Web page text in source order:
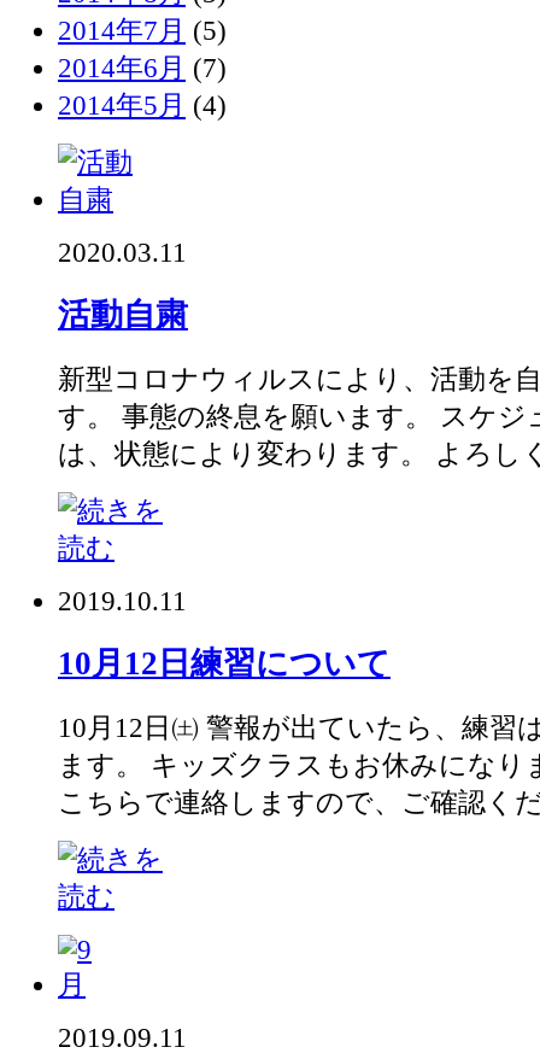
2014年7月 (5)
2014年6月 (7)
2014年5月 (4)
2020.03.11
活動自粛
新型コロナウィルスにより、活動を
す。 事態の終息を願います。 スケジ
は、状態により変わります。 よろし
2019.10.11
10月12日練習について
10月12日㈯ 警報が出ていたら、練習
ます。 キッズクラスもお休みになり
こちらで連絡しますので、ご確認く
2019.09.11